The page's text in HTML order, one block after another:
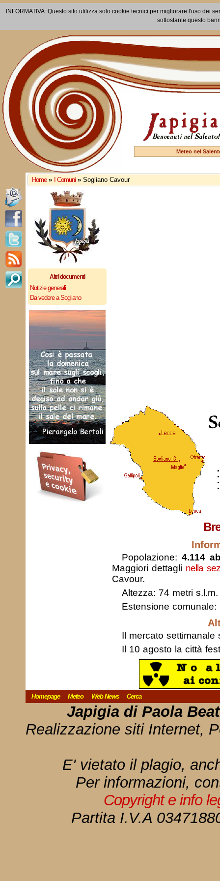
INFORMATIVA: Questo sito utilizza solo cookie tecnici per migliorare l'uso dei
sottostante questo
Meteo nel
Home » I Comuni » Sogliano Cavour
Altri documenti
Notizie generali
Da vedere a Sogliano
Popolazione: 4.114
Maggiori dettagli nella
Cavour.
Altezza: 74 metri s.l.m.
Estensione comunale:
Il mercato
Il 10 agosto la città
Homepage Meteo Web News Cerca
Japigia di Paola
Realizzazione siti Internet,
E' vietato il plagio,
Per informazioni,
Copyright e info
Partita I.V.A